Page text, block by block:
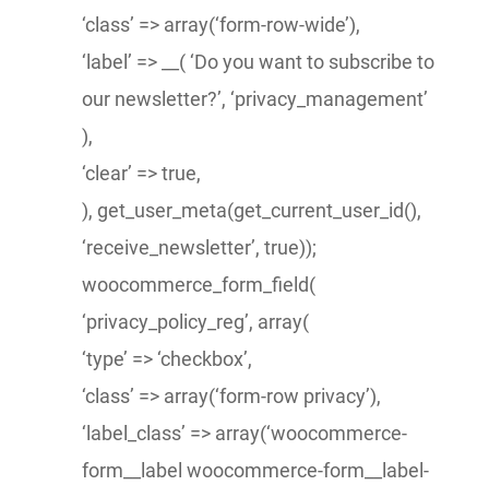
‘class’ => array(‘form-row-wide’),
‘label’ => __( ‘Do you want to subscribe to
our newsletter?’, ‘privacy_management’
),
‘clear’ => true,
), get_user_meta(get_current_user_id(),
‘receive_newsletter’, true));
woocommerce_form_field(
‘privacy_policy_reg’, array(
‘type’ => ‘checkbox’,
‘class’ => array(‘form-row privacy’),
‘label_class’ => array(‘woocommerce-
form__label woocommerce-form__label-